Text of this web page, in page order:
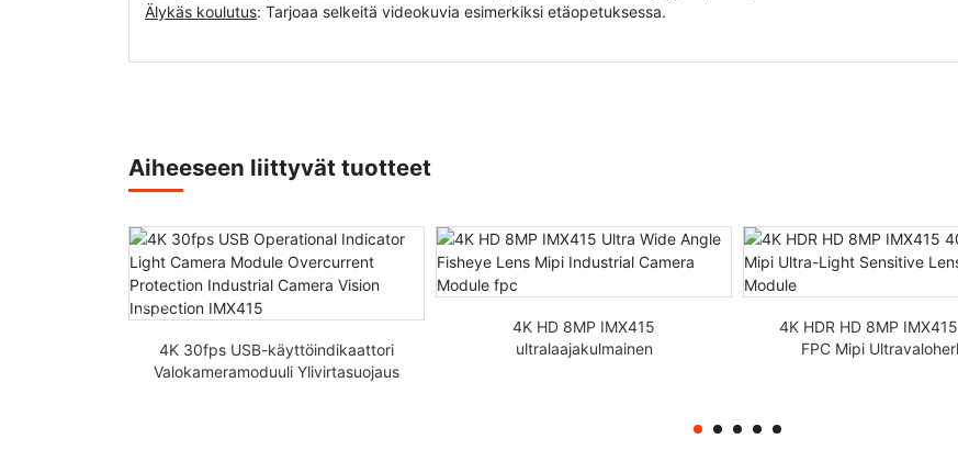
Älykäs koulutus: Tarjoaa selkeitä videokuvia esimerkiksi etäopetuksessa.
Aiheeseen liittyvät tuotteet
4K 30fps USB-käyttöindikaattori
Valokameramoduuli Ylivirtasuojaus
4K HD 8MP IMX415
ultralaajakulmainen
4K HDR HD 8MP
FPC Mipi